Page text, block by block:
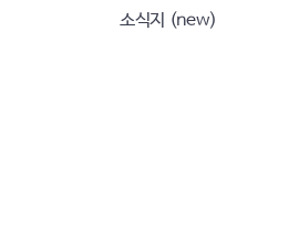
소식지 (new)